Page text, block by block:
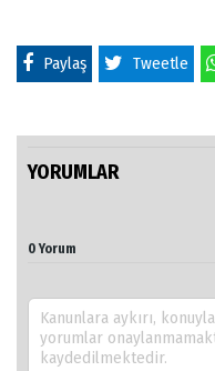
Paylaş Tweetle
YORUMLAR
0 Yorum